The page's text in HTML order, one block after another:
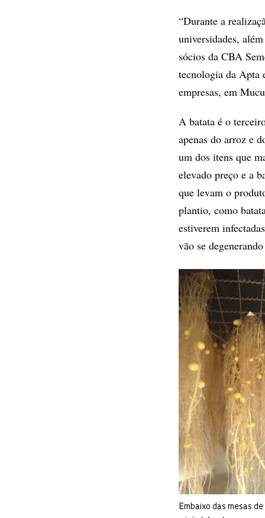
“Durante a
universidades,
sócios da CBA
tecnologia da Apta
empresas, em
A batata é o
apenas do arroz e
um dos itens que
elevado preço e a
que levam o
plantio, como
estiverem
vão se
Embaixo das mesas